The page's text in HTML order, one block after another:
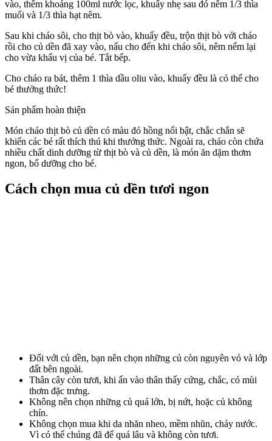
vào, thêm khoảng 100ml nước lọc, khuấy nhẹ sau đó nêm 1/3 thìa
muối và 1/3 thìa hạt nêm.
Sau khi cháo sôi, cho thịt bò vào, khuấy đều, trộn thịt bò với cháo
rồi cho củ dền đã xay vào, nấu cho đến khi cháo sôi, nêm nếm lại
cho vừa khẩu vị của bé. Tắt bếp.
Cho cháo ra bát, thêm 1 thìa dầu oliu vào, khuấy đều là có thể cho
bé thưởng thức!
Sản phẩm hoàn thiện
Món cháo thịt bò củ dền có màu đỏ hồng nổi bật, chắc chắn sẽ
khiến các bé rất thích thú khi thưởng thức. Ngoài ra, cháo còn chứa
nhiều chất dinh dưỡng từ thịt bò và củ dền, là món ăn dặm thơm
ngon, bổ dưỡng cho bé.
Cách chọn mua củ dền tươi ngon
Đối với củ dền, bạn nên chọn những củ còn nguyên vỏ và lớp
đất bên ngoài.
Thân cây còn tươi, khi ấn vào thân thấy cứng, chắc, có mùi
thơm đặc trưng.
Không nên chọn những củ quá lớn, bị nứt, hoặc củ không
chín.
Không chọn mua khi da nhăn nheo, mềm nhũn, chảy nước.
Vì có thể chúng đã để quá lâu và không còn tươi.